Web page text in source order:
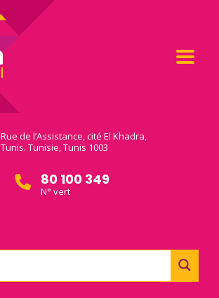
Rue de l’Assistance, cité El Khadra,
Tunis. Tunisie, Tunis 1003
80 100 349
N° vert